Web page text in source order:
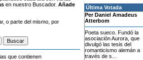
en nuestro Buscador. Añade
o parte del mismo, por
que contienen
Última Votada
Per Daniel Amadeus
Atterbom
Poeta sueco. Fundó la
asociación Aurora, que
divulgó las tesis del
romanticismo alemán a
través de s...